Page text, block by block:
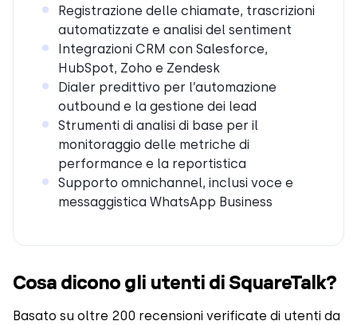
Registrazione delle chiamate, trascrizioni
automatizzate e analisi del sentiment
Integrazioni CRM con Salesforce,
HubSpot, Zoho e Zendesk
Dialer predittivo per l’automazione
outbound e la gestione dei lead
Strumenti di analisi di base per il
monitoraggio delle metriche di
performance e la reportistica
Supporto omnichannel, inclusi voce e
messaggistica WhatsApp Business
Cosa dicono gli utenti di SquareTalk?
Basato su oltre 200 recensioni verificate di utenti da